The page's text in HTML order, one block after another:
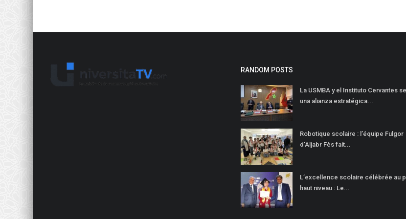
RANDOM POSTS
La USMBA y el Instituto Cervantes
una alianza estratégica...
Robotique scolaire : l’équipe Fulgor
d’Aljabr Fès fait...
L’excellence scolaire célébrée au
haut niveau : Le...